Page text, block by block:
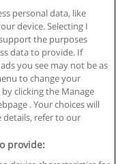
personal data, like
device. Selecting I
the purposes
data to provide. If
you see may not be as
to change your
clicking the Manage
. Your choices will
details, refer to our
provide: